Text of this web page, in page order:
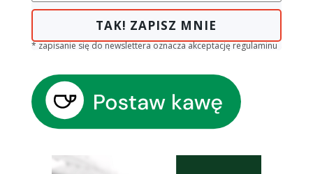
TAK! ZAPISZ MNIE
* zapisanie się do newslettera oznacza akceptację regulaminu